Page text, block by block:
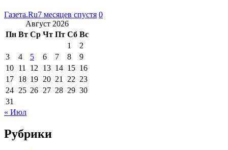
Газета.Ru7 месяцев спустя 0
Август 2026
Пн Вт Ср Чт Пт Сб Вс
1
2
3
4 5 6 7 8
9
10 11 12 13 14 15 16
17 18 19 20 21 22 23
24 25 26 27 28 29 30
31
« Июл
Рубрики